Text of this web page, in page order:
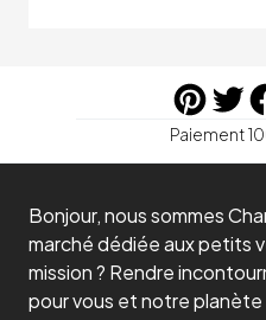
Paiement
Bonjour, nous sommes
marché dédiée aux petits
mission ? Rendre
pour vous et notre planète